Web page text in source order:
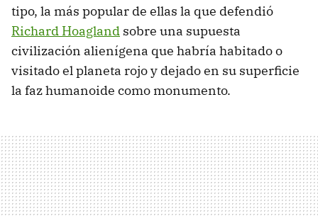
tipo, la más popular de ellas la que defendió
Richard Hoagland sobre una supuesta
civilización alienígena que habría habitado o
visitado el planeta rojo y dejado en su superficie
la faz humanoide como monumento.